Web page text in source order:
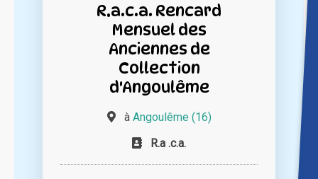
R.a.c.a. Rencard
Mensuel des
Anciennes de
Collection
d'Angoulême
à Angoulême (16)
R.a .c.a.